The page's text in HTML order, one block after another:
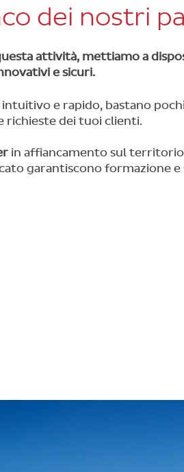
dei nostri
attività, mettiamo a
e sicuri.
intuitivo e rapido, bastano
richieste dei tuoi clienti.
in affiancamento sul
garantiscono formazione